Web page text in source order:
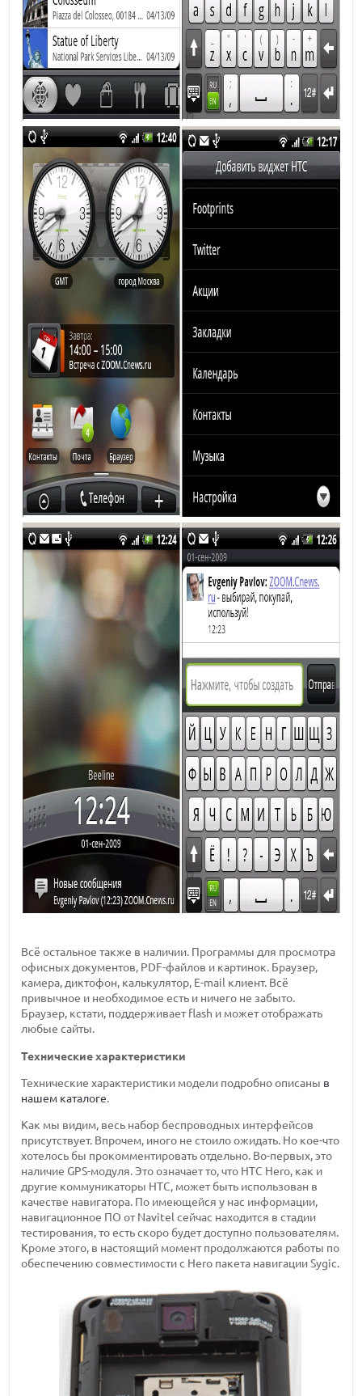
Всё остальное также в наличии. Программы для просмотра
офисных документов, PDF-файлов и картинок. Браузер,
камера, диктофон, калькулятор, E-mail клиент. Всё
привычное и необходимое есть и ничего не забыто.
Браузер, кстати, поддерживает flash и может отображать
любые сайты.
Технические характеристики
Технические характеристики модели подробно описаны в
нашем каталоге.
Как мы видим, весь набор беспроводных интерфейсов
присутствует. Впрочем, иного не стоило ожидать. Но кое-что
хотелось бы прокомментировать отдельно. Во-первых, это
наличие GPS-модуля. Это означает то, что HTC Hero, как и
другие коммуникаторы HTC, может быть использован в
качестве навигатора. По имеющейся у нас информации,
навигационное ПО от Navitel сейчас находится в стадии
тестирования, то есть скоро будет доступно пользователям.
Кроме этого, в настоящий момент продолжаются работы по
обеспечению совместимости с Hero пакета навигации Sygic.